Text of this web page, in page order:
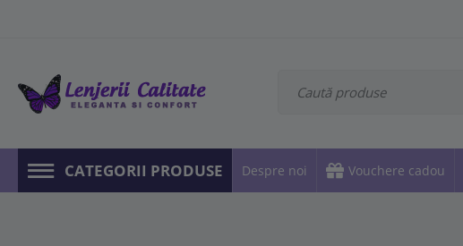
CATEGORII PRODUSE Despre noi Vouchere cadou